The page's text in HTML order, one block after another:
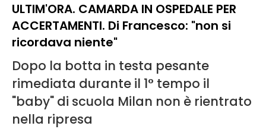
ULTIM'ORA. CAMARDA IN OSPEDALE PER
ACCERTAMENTI. Di Francesco: "non si
ricordava niente"
Dopo la botta in testa pesante
rimediata durante il 1° tempo il
"baby" di scuola Milan non è rientrato
nella ripresa